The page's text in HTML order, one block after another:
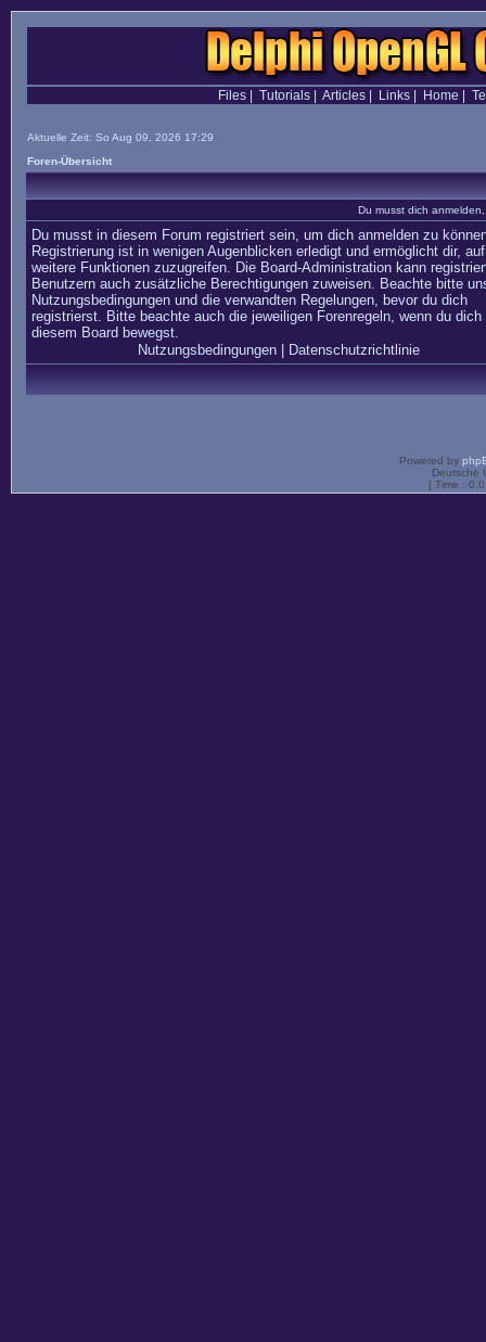
Files| Tutorials| Articles| Links| Home
Aktuelle Zeit: So Aug 09, 2026 17:29
Foren-Übersicht
Du musst dich
Du musst in diesem Forum registriert sein, um dich anmelden zu
Registrierung ist in wenigen Augenblicken erledigt und ermöglicht dir, auf
weitere Funktionen zuzugreifen. Die Board-Administration kann
Benutzern auch zusätzliche Berechtigungen zuweisen. Beachte bitte
Nutzungsbedingungen und die verwandten Regelungen, bevor du dich
registrierst. Bitte beachte auch die jeweiligen Forenregeln, wenn du dich
diesem Board bewegst.
Nutzungsbedingungen| Datenschutzrichtlinie
Powered by
Deutsche
[ Time :